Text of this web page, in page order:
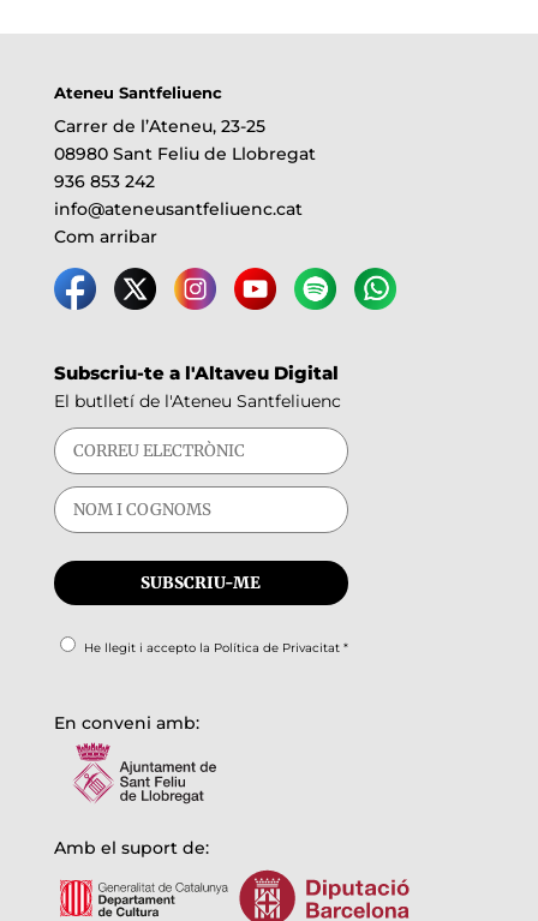
Ateneu Santfeliuenc
Carrer de l’Ateneu, 23-25
08980 Sant Feliu de Llobregat
936 853 242
info@ateneusantfeliuenc.cat
Com arribar
Subscriu-te a l'Altaveu Digital
El butlletí de l'Ateneu Santfeliuenc
He llegit i accepto la Política de Privacitat*
En conveni amb:
Amb el suport de: